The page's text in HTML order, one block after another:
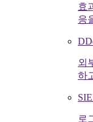
효
응
외
하
로